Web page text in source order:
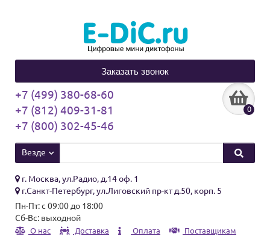
Заказать звонок
+7 (499) 380-68-60
+7 (812) 409-31-81
+7 (800) 302-45-46
0
Везде
г. Москва, ул.Радио, д.14 оф. 1
г.Санкт-Петербург, ул.Лиговский пр-кт д.50, корп. 5
Пн-Пт: с 09:00 до 18:00
Сб-Вс: выходной
О нас Доставка Оплата
Поставщикам